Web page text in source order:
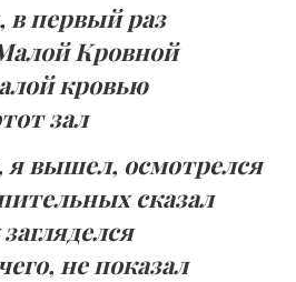
в первый раз
Кровной
кровью
зал
я вышел, осмотрелся
сказал
не показал